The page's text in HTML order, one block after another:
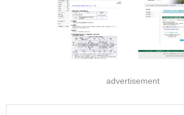
advertisement